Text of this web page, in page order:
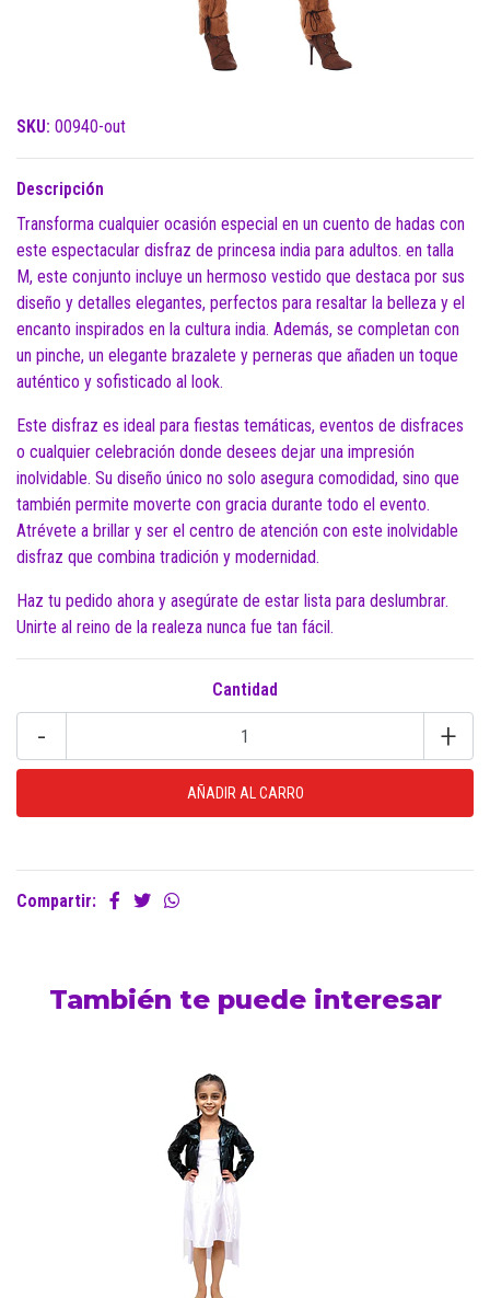
SKU: 00940-out
Descripción
Transforma cualquier ocasión especial en un cuento de hadas con
este espectacular disfraz de princesa india para adultos. en talla
M, este conjunto incluye un hermoso vestido que destaca por sus
diseño y detalles elegantes, perfectos para resaltar la belleza y el
encanto inspirados en la cultura india. Además, se completan con
un pinche, un elegante brazalete y perneras que añaden un toque
auténtico y sofisticado al look.
Este disfraz es ideal para fiestas temáticas, eventos de disfraces
o cualquier celebración donde desees dejar una impresión
inolvidable. Su diseño único no solo asegura comodidad, sino que
también permite moverte con gracia durante todo el evento.
Atrévete a brillar y ser el centro de atención con este inolvidable
disfraz que combina tradición y modernidad.
Haz tu pedido ahora y asegúrate de estar lista para deslumbrar.
Unirte al reino de la realeza nunca fue tan fácil.
Cantidad
- +
Compartir:
También te puede interesar